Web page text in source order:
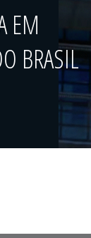
EM
BRASIL